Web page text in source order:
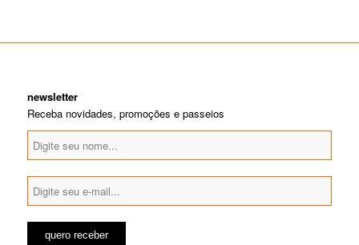
newsletter
Receba novidades, promoções e passeios